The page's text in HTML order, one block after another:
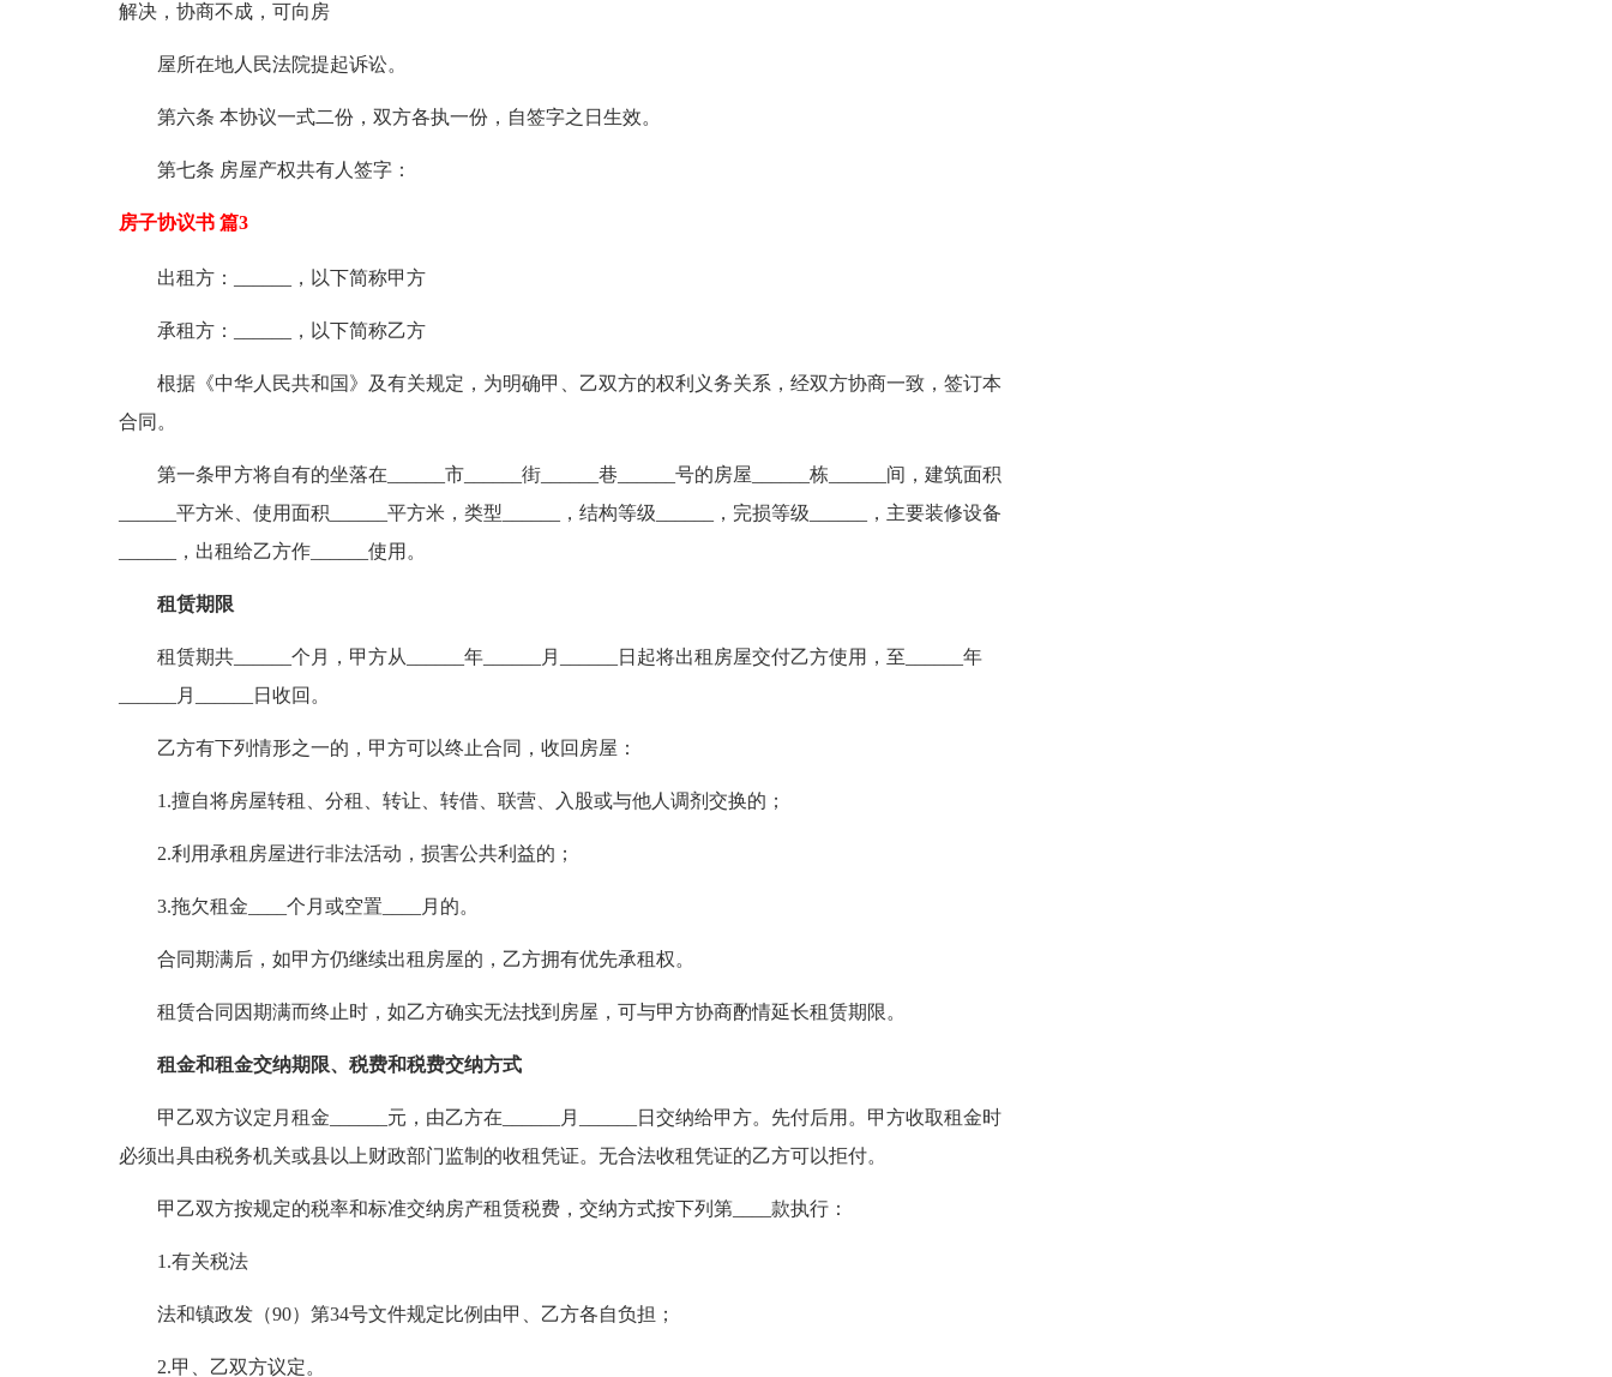
解决，协商不成，可向房
屋所在地人民法院提起诉讼。
第六条 本协议一式二份，双方各执一份，自签字之日生效。
第七条 房屋产权共有人签字：
房子协议书 篇3
出租方：______，以下简称甲方
承租方：______，以下简称乙方
根据《中华人民共和国》及有关规定，为明确甲、乙双方的权利义务关系，经双方协商一致，签订本
合同。
第一条甲方将自有的坐落在______市______街______巷______号的房屋______栋______间，建筑面积
______平方米、使用面积______平方米，类型______，结构等级______，完损等级______，主要装修设备
______，出租给乙方作______使用。
租赁期限
租赁期共______个月，甲方从______年______月______日起将出租房屋交付乙方使用，至______年
______月______日收回。
乙方有下列情形之一的，甲方可以终止合同，收回房屋：
1.擅自将房屋转租、分租、转让、转借、联营、入股或与他人调剂交换的；
2.利用承租房屋进行非法活动，损害公共利益的；
3.拖欠租金____个月或空置____月的。
合同期满后，如甲方仍继续出租房屋的，乙方拥有优先承租权。
租赁合同因期满而终止时，如乙方确实无法找到房屋，可与甲方协商酌情延长租赁期限。
租金和租金交纳期限、税费和税费交纳方式
甲乙双方议定月租金______元，由乙方在______月______日交纳给甲方。先付后用。甲方收取租金时
必须出具由税务机关或县以上财政部门监制的收租凭证。无合法收租凭证的乙方可以拒付。
甲乙双方按规定的税率和标准交纳房产租赁税费，交纳方式按下列第____款执行：
1.有关税法
法和镇政发（90）第34号文件规定比例由甲、乙方各自负担；
2.甲、乙双方议定。